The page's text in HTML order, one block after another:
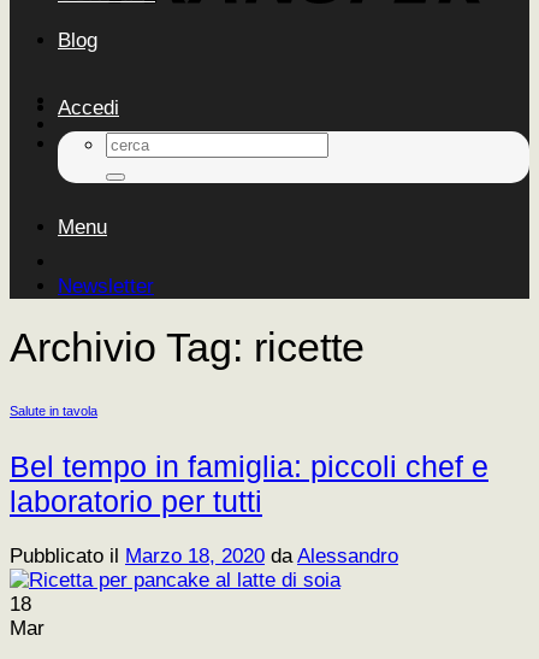
Blog
Accedi
Cerca:
Menu
Newsletter
Archivio Tag: ricette
Salute in tavola
Bel tempo in famiglia: piccoli chef e
laboratorio per tutti
Pubblicato il Marzo 18, 2020 daAlessandro
18
Mar